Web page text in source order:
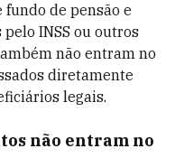
de pensão e
INSS ou outros
não entram no
diretamente
legais.
não entram no